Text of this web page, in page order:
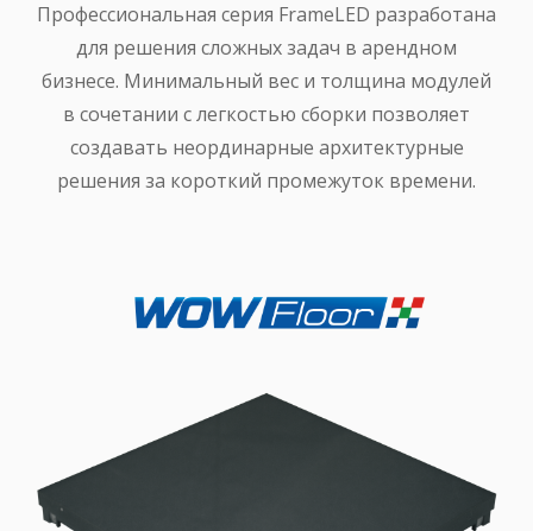
Профессиональная серия FrameLED разработана
для решения сложных задач в арендном
бизнесе. Минимальный вес и толщина модулей
в сочетании с легкостью сборки позволяет
создавать неординарные архитектурные
решения за короткий промежуток времени.